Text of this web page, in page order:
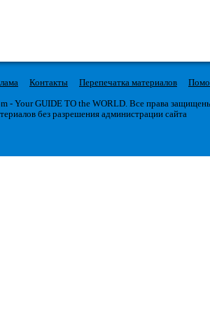
Контакты Перепечатка материалов
- Your GUIDE TO the WORLD. Все права
без разрешения администрации сайта